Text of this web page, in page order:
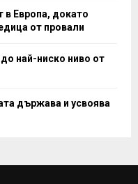
в Европа, докато
от провали
най-ниско ниво от
държава и усвоява